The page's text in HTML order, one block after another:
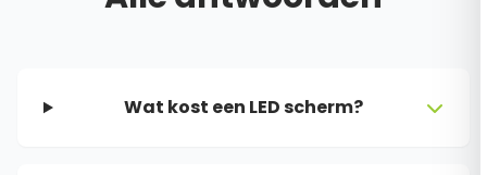
Wat kost een LED scherm?